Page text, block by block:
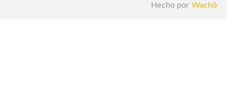
Hecho por Wachö